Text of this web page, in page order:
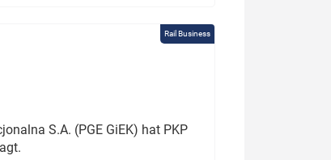
Rail Business
S.A. (PGE GiEK) hat PKP